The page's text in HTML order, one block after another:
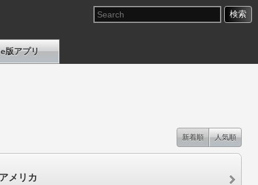
版アプリ
新着順 人気順
メリカ